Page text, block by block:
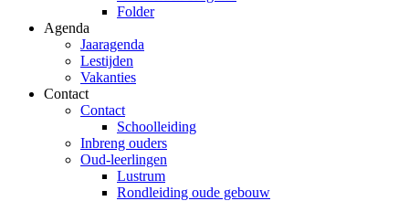
Folder
Agenda
Jaaragenda
Lestijden
Vakanties
Contact
Contact
Schoolleiding
Inbreng ouders
Oud-leerlingen
Lustrum
Rondleiding oude gebouw